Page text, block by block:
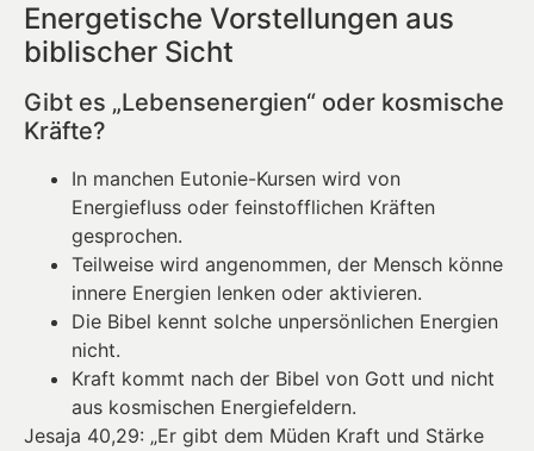
Energetische Vorstellungen aus
biblischer Sicht
Gibt es „Lebensenergien“ oder kosmische
Kräfte?
In manchen Eutonie-Kursen wird von
Energiefluss oder feinstofflichen Kräften
gesprochen.
Teilweise wird angenommen, der Mensch könne
innere Energien lenken oder aktivieren.
Die Bibel kennt solche unpersönlichen Energien
nicht.
Kraft kommt nach der Bibel von Gott und nicht
aus kosmischen Energiefeldern.
Jesaja 40,29: „Er gibt dem Müden Kraft und Stärke